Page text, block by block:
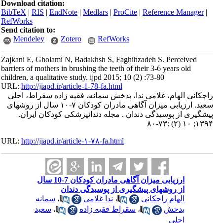
Download citation:
BibTeX|RIS|EndNote|Medlars|ProCite|Reference Manager
RefWorks
Send citation to:
Mendeley
Zotero RefWorks
Zajkani E, Gholami N, Badakhsh S, Faghihzadeh S. Perceived
barriers of mothers in brushing the teeth of their 3-6 years old
children, a qualitative study. ijpd 2015; 10 (2) :73-80
URL:http://jiapd.ir/article-1-78-fa.html
زاجکانی الهام، غلامی ندا، بدخش سمانه، فقیه زاده سقراط، اجلی
سعید. ارزیابی میزان آگاهی مادران کودکان ۷-۱۰ سال از روشهای
پیشگیری از پوسیدگی دندان . مجله دندانپزشکی کودکان ایران.
۱۳۹۴; ۱۰ (۲) :۷۳-۸۰
URL:http://jiapd.ir/article-۱-۷۸-fa.html
ارزیابی میزان آگاهی مادران کودکان 7-10 سال
از روشهای پیشگیری از پوسیدگی دندان
الهام زاجکانی
،ندا غلامی ،سمانه
بدخش
،سقراط فقیه زاده ،سعید
اجلی